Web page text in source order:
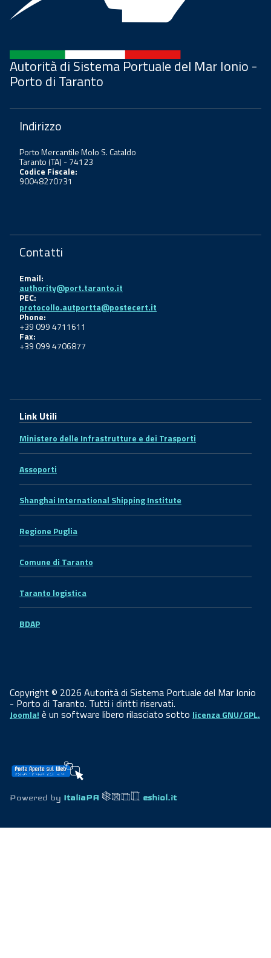
Autorità di Sistema Portuale del Mar Ionio -
Porto di Taranto
Indirizzo
Porto Mercantile Molo S. Cataldo
Taranto (TA) - 74123
Codice Fiscale:
90048270731
Contatti
Email:
authority@port.taranto.it
PEC:
protocollo.autportta@postecert.it
Phone:
+39 099 4711611
Fax:
+39 099 4706877
Link Utili
Ministero delle Infrastrutture e dei Trasporti
Assoporti
Shanghai International Shipping Institute
Regione Puglia
Comune di Taranto
Taranto logistica
BDAP
Copyright © 2026 Autorità di Sistema Portuale del Mar Ionio
- Porto di Taranto. Tutti i diritti riservati.
Joomla! è un software libero rilasciato sotto licenza GNU/GPL.
Powered by ItaliaPA eshiol.it